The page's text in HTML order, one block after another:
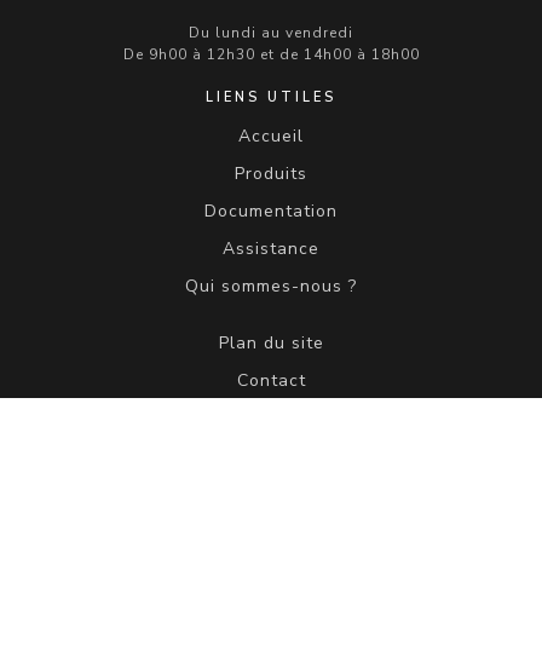
Du lundi au vendredi
De 9h00 à 12h30 et de 14h00 à 18h00
LIENS UTILES
Accueil
Produits
Documentation
Assistance
Qui sommes-nous ?
Plan du site
Contact